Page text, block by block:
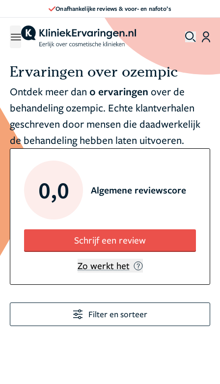
Onafhankelijke reviews & voor- en nafoto’s
Ervaringen over ozempic
Ontdek meer dan 0 ervaringen over de
behandeling ozempic. Echte klantverhalen
geschreven door mensen die daadwerkelijk
de behandeling hebben laten uitvoeren.
0,0 Algemene reviewscore
Schrijf een review
Zo werkt het
Filter en sorteer